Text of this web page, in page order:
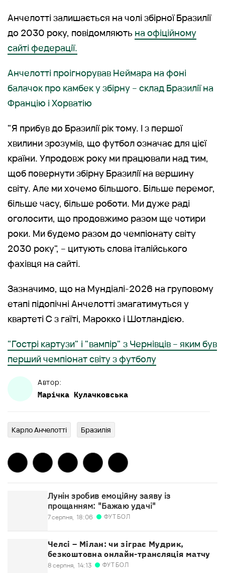
Анчелотті залишається на чолі збірної Бразилії
до 2030 року, повідомляють на офіційному
сайті федерації.
Анчелотті проігнорував Неймара на фоні
балачок про камбек у збірну – склад Бразилії на
Францію і Хорватію
"Я прибув до Бразилії рік тому. І з першої
хвилини зрозумів, що футбол означає для цієї
країни. Упродовж року ми працювали над тим,
щоб повернути збірну Бразилії на вершину
світу. Але ми хочемо більшого. Більше перемог,
більше часу, більше роботи. Ми дуже раді
оголосити, що продовжимо разом ще чотири
роки. Ми будемо разом до чемпіонату світу
2030 року", – цитують слова італійського
фахівця на сайті.
Зазначимо, що на Мундіалі-2026 на груповому
етапі підопічні Анчелотті змагатимуться у
квартеті С з гаїті, Марокко і Шотландією.
"Гострі картузи" і "вампір" з Чернівців – яким був
перший чемпіонат світу з футболу
Автор:
Марічка Кулачковська
Карло Анчелотті Бразилія
Лунін зробив емоційну заяву із
прощанням: "Бажаю удачі"
7 серпня, 18:06 ФУТБОЛ
Челсі – Мілан: чи зіграє Мудрик,
безкоштовна онлайн-трансляція матчу
8 серпня, 14:13 ФУТБОЛ